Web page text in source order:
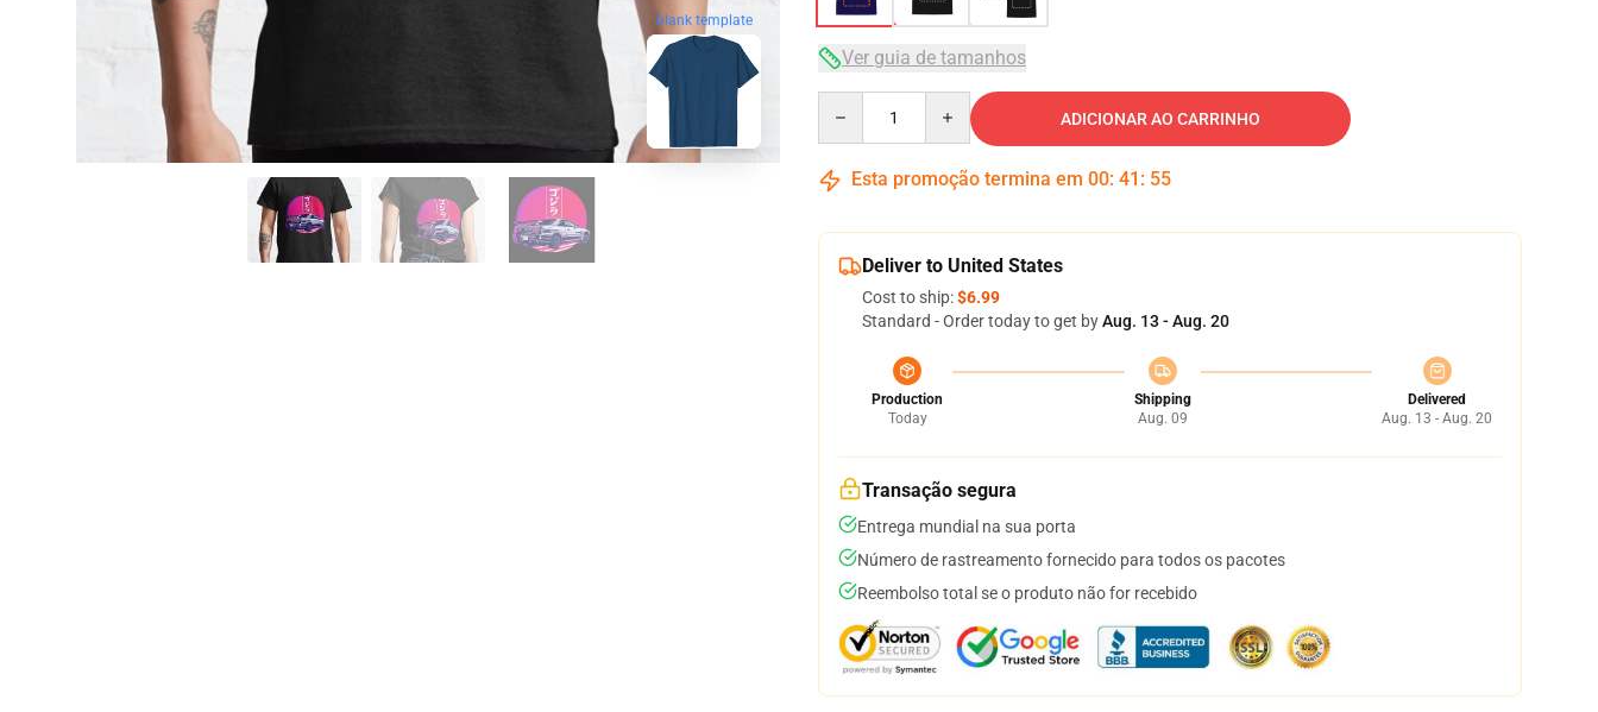
blank template
Ver guia de tamanhos
ADICIONAR AO CARRINHO
Esta promoção termina em 00: 41 : 54
Deliver to United States
Cost to ship:$6.99
Standard - Order today to get byAug. 13 - Aug. 20
Production
Today
Shipping
Aug. 09
Delivered
Aug. 13 - Aug. 20
Transação segura
Entrega mundial na sua porta
Número de rastreamento fornecido para todos os pacotes
Reembolso total se o produto não for recebido